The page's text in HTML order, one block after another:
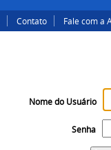
Contato Fale com a
Nome do Usuário
Senha